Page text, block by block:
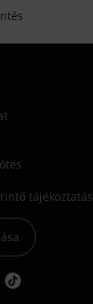
tájékoztatás